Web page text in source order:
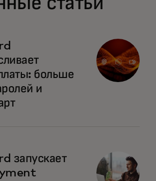
больше
и
запускает